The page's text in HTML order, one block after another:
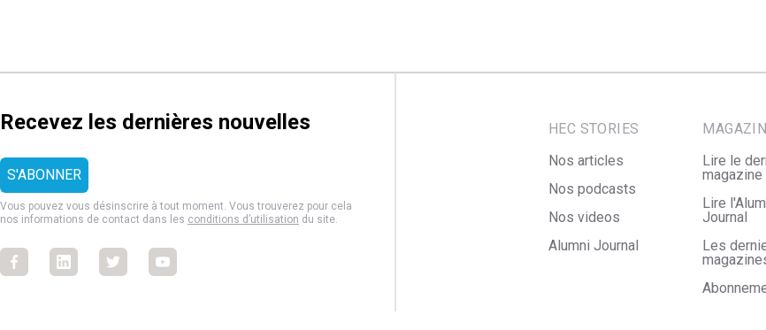
Recevez les dernières nouvelles
Vous pouvez vous désinscrire à tout moment. Vous trouverez pour cela
nos informations de contact dans les conditions d’utilisation du site.
FacebookFacebookFacebookFacebook
HEC STORIES
Nos articles
Nos podcasts
Nos videos
Alumni Journal
Lire le
magazine
Lire
Journal
Les